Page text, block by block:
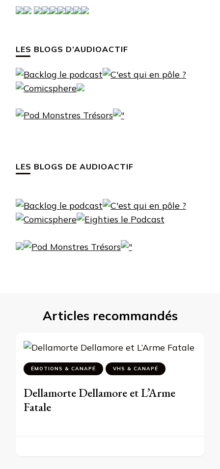
LES BLOGS D’AUDIOACTIF
LES BLOGS DE AUDIOACTIF
Articles recommandés
ÉMOTIONS & CANAPÉ VHS & CANAPÉ
Dellamorte Dellamore et L’Arme
Fatale